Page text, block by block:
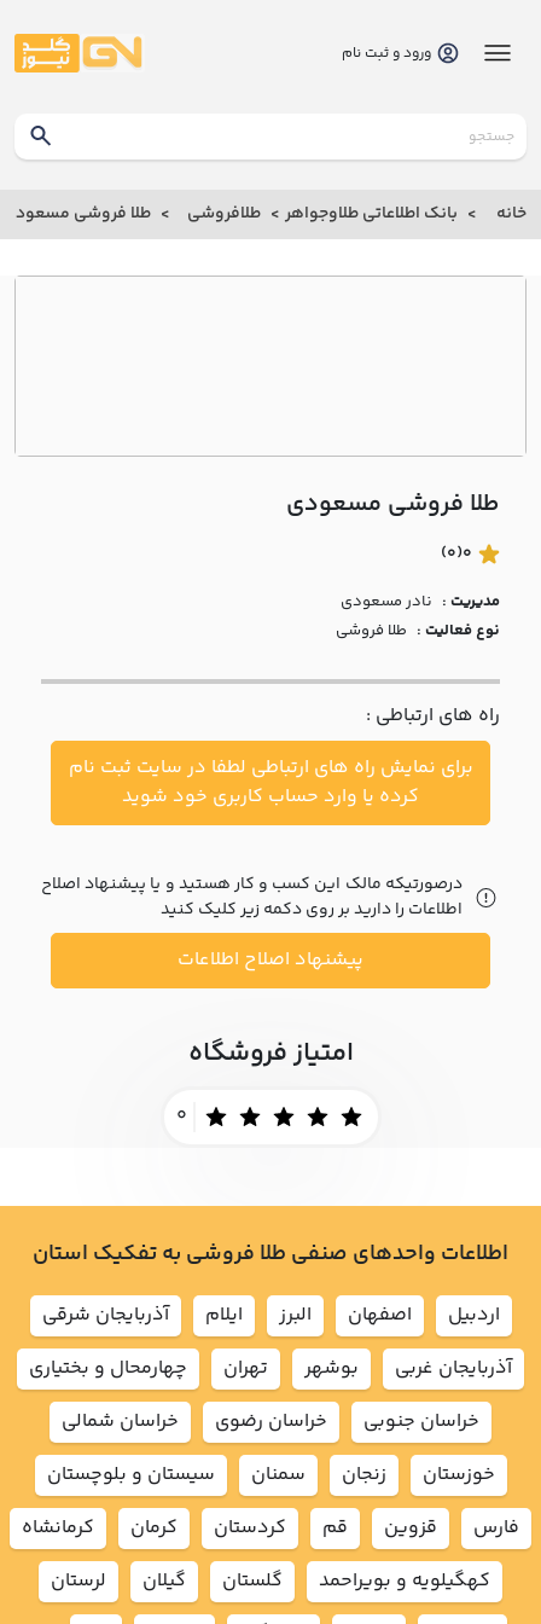
بانک
بانک
اطلاعاتی
درباره
با ما
مقالات
اخبار
پرسش
متداول
خواست
ورود و ثبت نام
خانه بانک اطلاعاتی طلاوجواهر طلافروشی طلا فروشی مسعودي
طلا فروشی مسعودي
0
(0)
مدیریت : نادر مسعودي
نوع فعالیت : طلا فروشی
راه های ارتباطی :
برای نمایش راه های ارتباطی لطفا در سایت ثبت نام
کرده یا وارد حساب کاربری خود شوید
درصورتیکه مالک این کسب و کار هستید و یا پیشنهاد اصلاح
اطلاعات را دارید بر روی دکمه زیر کلیک کنید
پیشنهاد اصلاح اطلاعات
امتیاز فروشگاه
0
اطلاعات واحدهای صنفی طلا فروشی به تفکیک استان
اردبيل اصفهان البرز ايلام
آذربايجان شرقي
آذربايجان غربي
بوشهر تهران
چهارمحال و بختياري
خراسان جنوبي
خراسان رضوي
خراسان شمالي
خوزستان
زنجان سمنان
سيستان و بلوچستان
فارس
قزوين قم كردستان كرمان
كرمانشاه
كهگيلويه و بويراحمد
گلستان گيلان
لرستان